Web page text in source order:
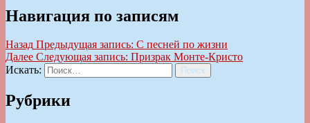
Навигация по записям
Назад Предыдущая запись: С песней по жизни
Далее Следующая запись: Призрак Монте-Кристо
Искать:
Поиск
Рубрики